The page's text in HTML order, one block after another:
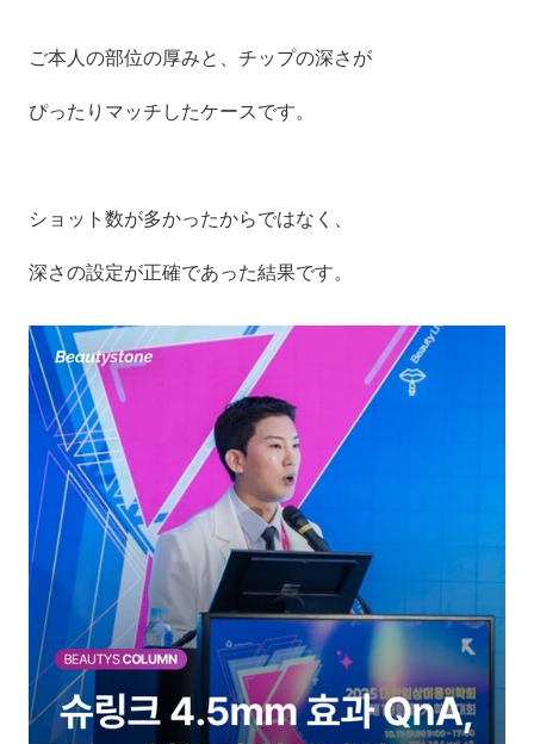
ご本人の部位の厚みと、チップの深さが
ぴったりマッチしたケースです。
ショット数が多かったからではなく、
深さの設定が正確であった結果です。